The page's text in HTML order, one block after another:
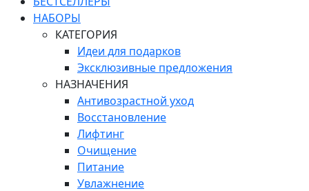
НАБОРЫ
КАТЕГОРИЯ
Идеи для подарков
Эксклюзивные предложения
НАЗНАЧЕНИЯ
Антивозрастной уход
Восстановление
Лифтинг
Очищение
Питание
Увлажнение